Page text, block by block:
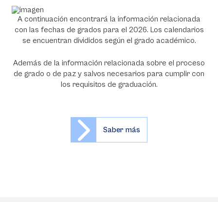
A continuación encontrará la información relacionada
con las fechas de grados para el 2026. Los calendarios
se encuentran divididos según el grado académico.
Además de la información relacionada sobre el proceso
de grado o de paz y salvos necesarios para cumplir con
los requisitos de graduación.
Saber más